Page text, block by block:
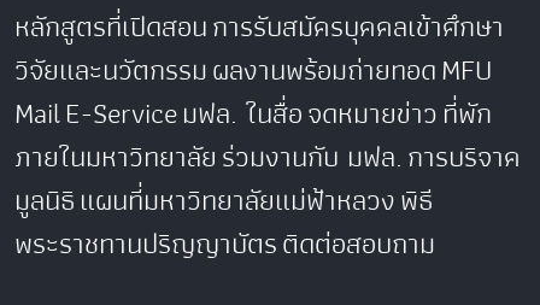
หลักสูตรที่เปิดสอนการรับสมัครบุคคลเข้าศึกษา
วิจัยและนวัตกรรมผลงานพร้อมถ่ายทอดMFU
MailE-Serviceมฟล. ในสื่อจดหมายข่าวที่พัก
ภายในมหาวิทยาลัยร่วมงานกับ มฟล.การบริจาค
มูลนิธิแผนที่มหาวิทยาลัยแม่ฟ้าหลวงพิธี
พระราชทานปริญญาบัตรติดต่อสอบถาม